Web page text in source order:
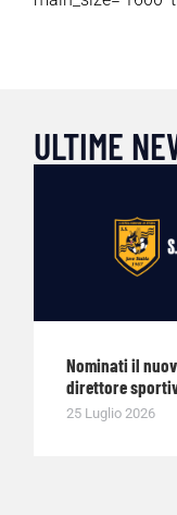
ULTIME
Nominati il
direttore
25 Luglio 2026